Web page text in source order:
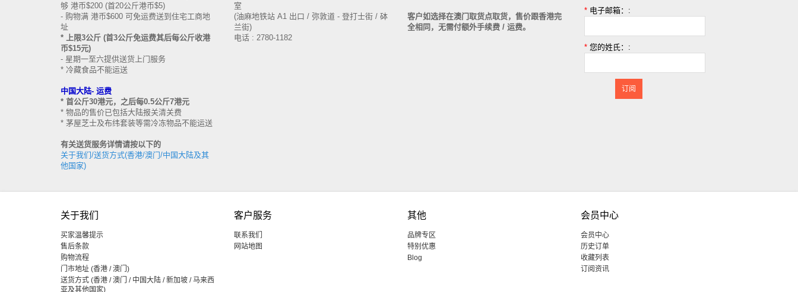
够 港币$200 (首20公斤港币$5)
- 购物满 港币$600 可免运费送到住宅工商地
址
* 上限3公斤 (首3公斤免运费其后每公斤收港
币$15元)
- 星期一至六提供送货上门服务
* 冷藏食品不能运送
中国大陆- 运费
* 首公斤30港元，之后每0.5公斤7港元
* 物品的售价已包括大陆报关清关费
* 茅屋芝士及布纬套装等需冷冻物品不能运送
有关送货服务详情请按以下的
关于我们/送货方式(香港/澳门/中国大陆及其
他国家)
室
(油麻地铁站 A1 出口 / 弥敦道 - 登打士街 / 砵
兰街)
电话 : 2780-1182
客户如选择在澳门取货点取货，售价跟香港完
全相同，无需付额外手续费 / 运费。
* 电子邮箱：:
* 您的姓氏：:
订阅
关于我们
买家温馨提示
售后条款
购物流程
门市地址 (香港 / 澳门)
送货方式 (香港 / 澳门 / 中国大陆 / 新加坡 / 马来西
亚及其他国家)
客户服务
联系我们
网站地图
其他
品牌专区
特别优惠
Blog
会员中心
会员中心
历史订单
收藏列表
订阅资讯